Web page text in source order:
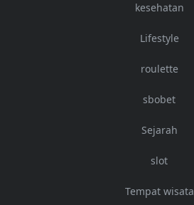
kesehatan
Lifestyle
roulette
sbobet
Sejarah
slot
Tempat wisata